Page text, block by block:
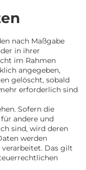
nach Maßgabe
in ihrer
im Rahmen
angegeben,
gelöscht, sobald
erforderlich sind
Sofern die
andere und
sind, wird deren
werden
Das gilt